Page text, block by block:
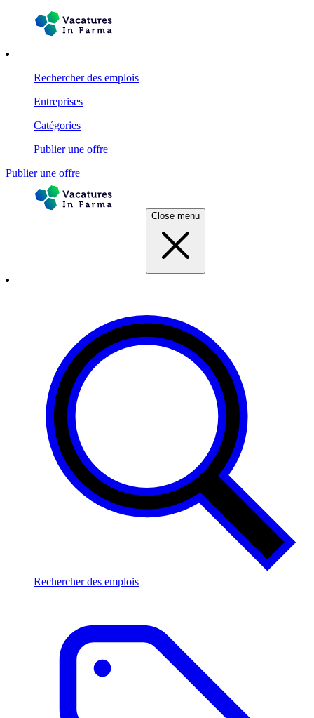
Rechercher des emplois
Entreprises
Catégories
Publier une offre
Publier une offre
Close menu
Rechercher des emplois